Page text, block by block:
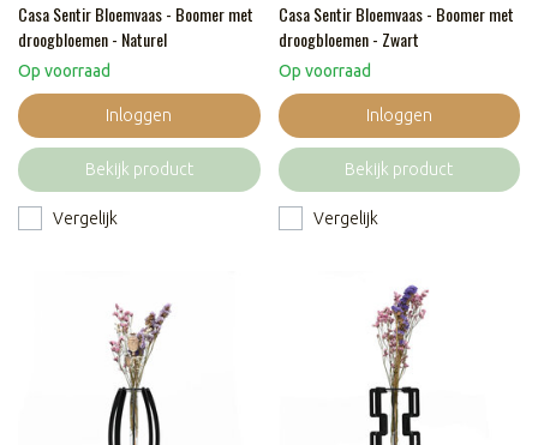
Casa Sentir Bloemvaas - Boomer met
droogbloemen - Naturel
Op voorraad
Inloggen
Bekijk product
Vergelijk
Casa Sentir Bloemvaas - Boomer met
droogbloemen - Zwart
Op voorraad
Inloggen
Bekijk product
Vergelijk